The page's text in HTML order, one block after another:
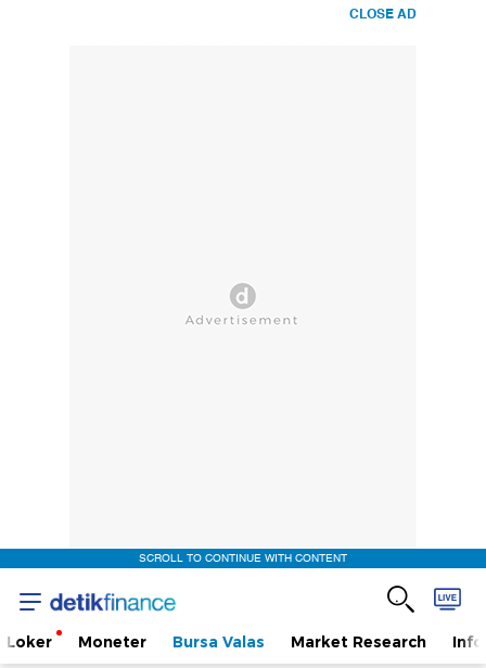
CLOSE AD
SCROLL TO CONTINUE WITH CONTENT
Loker Moneter Bursa Valas Market Research